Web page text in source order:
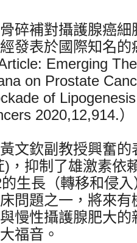
碎補對攝護腺癌
發表於國際知名的
Emerging
on Prostate
of
2020,12,914.）
文欽副教授興奮
) ，抑制了雄激素依
的生長（轉移和侵
問題之一，將來
慢性攝護腺肥大
福音。